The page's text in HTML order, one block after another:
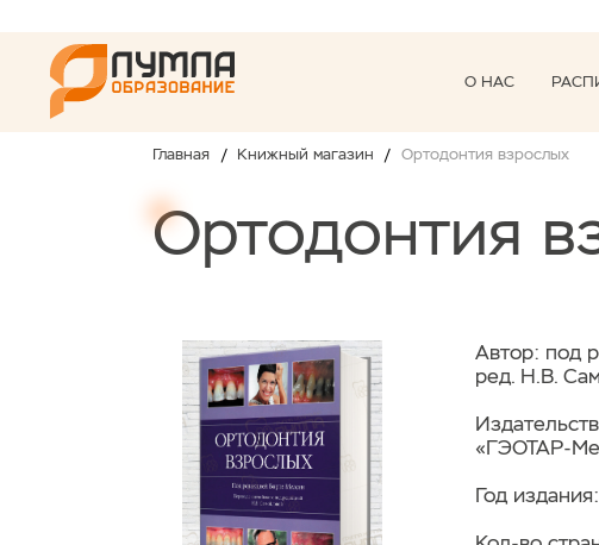
О НАС
Главная Книжный магазин Ортодонтия взрослых
Ортодонтия
Автор: под
ред. Н.В.
«ГЭОТАР-
Год